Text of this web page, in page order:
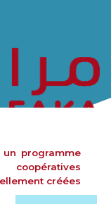
programme
créées.